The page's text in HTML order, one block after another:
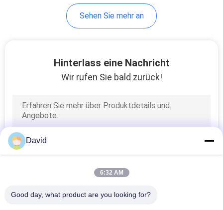
Sehen Sie mehr an
Hinterlass eine Nachricht
Wir rufen Sie bald zurück!
David
6:32 AM
Good day, what product are you looking for?